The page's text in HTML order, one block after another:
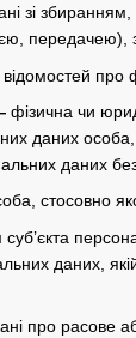
зі
відомостей
фізична чи
даних
даних
стосовно
даних,
про расове